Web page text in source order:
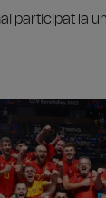
participat la